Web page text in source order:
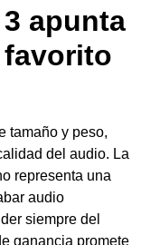
apunta
tamaño y peso,
del audio. La
representa una
audio
siempre del
ganancia promete